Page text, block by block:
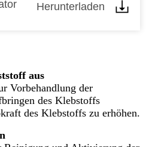
Herunterladen
aus
Vorbehandlung der
des Klebstoffs
des Klebstoffs zu erhöhen.